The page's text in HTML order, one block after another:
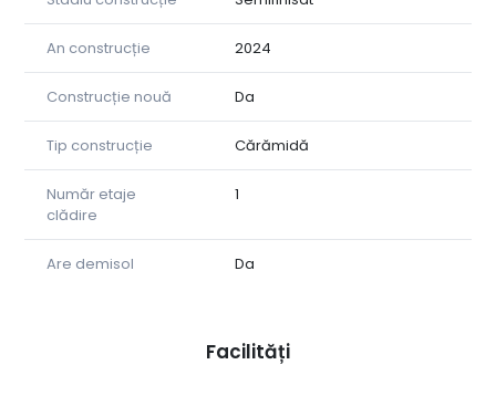
An construcție 2024
Construcție nouă Da
Tip construcție Cărămidă
Număr etaje
clădire
1
Are demisol Da
Facilități